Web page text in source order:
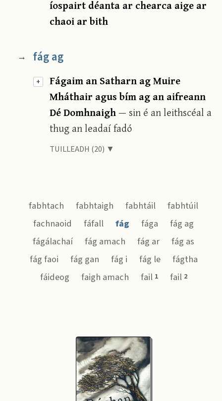
íospairt déanta ar chearca aige ar
chaoi ar bith
+
→ fág ag
Fágaim an Satharn ag Muire
Mháthair agus bím ag an aifreann
Dé Domhnaigh— sin é an leithscéal a
thug an leadaí fadó
TUILLEADH (20) ▼
fabhtach fabhtaigh fabhtáil
fabhtúil
fachnaoid
fáfall fág fága
fág ag
fágálachaí
fág amach fág ar
fág as
fág faoi
fág gan fág i fág le
fágtha
fáideog
faigh amach fail 1 fail 2